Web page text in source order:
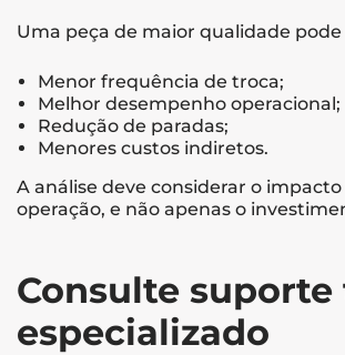
Uma peça de maior qualidade
Menor frequência de troca;
Melhor desempenho operacional;
Redução de paradas;
Menores custos indiretos.
A análise deve considerar o
operação, e não apenas o
Consulte
especializado